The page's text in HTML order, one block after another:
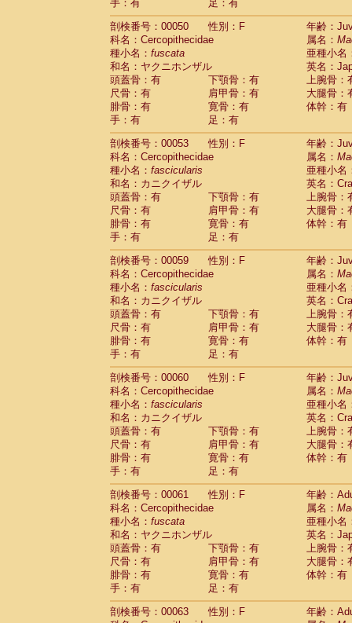
CercopithecidaeCercopithecidae
HylobatidaeHoolock hoolock(1)
HylobatidaeHylobates agilis
HylobatidaeHylobates klossii (0)
Hylobatidae
HylobatidaeHylobates moloch(2)
Hylobatidae Hylobates muelleri(0)
HylobatidaeHylobates pileatus(3)
Hylobatidae Hylobates
HylobatidaeHylobateshybrid(1)
HylobatidaeNomascus concolor(0)
HylobatidaeSymphalangus
Hominidae
(0)
Hominidae
Hominidae Gorilla gorilla beringei(0)
Hominidae Gorilla gorilla gorilla(0)
Primates misc.(0)
Scandentia Dendrogale melanura
Scandentia Ptilocercus lowii
ScandentiaTupaia glis
Scandentia
Scandentia
手：有
足：有
剖検番号：00050
性別：F
年齢：
科名：Cercopithecidae
属名：
種小名： fuscata
亜種小名
和名：ヤクニホンザル
英名：
頭蓋骨：有
下顎骨：有
上腕骨：
尺骨：有
肩甲骨：有
大腿骨：
腓骨：有
寛骨：有
体幹：有
手：有
足：有
剖検番号：00053
性別：F
年齢：
科名：Cercopithecidae
属名：
種小名： fascicularis
亜種小名
和名：カニクイザル
英名：
頭蓋骨：有
下顎骨：有
上腕骨：
尺骨：有
肩甲骨：有
大腿骨：
腓骨：有
寛骨：有
体幹：有
手：有
足：有
剖検番号：00059
性別：F
年齢：
科名：Cercopithecidae
属名：
種小名： fascicularis
亜種小名
和名：カニクイザル
英名：
頭蓋骨：有
下顎骨：有
上腕骨：
尺骨：有
肩甲骨：有
大腿骨：
腓骨：有
寛骨：有
体幹：有
手：有
足：有
剖検番号：00060
性別：F
年齢：
科名：Cercopithecidae
属名：
種小名： fascicularis
亜種小名
和名：カニクイザル
英名：
頭蓋骨：有
下顎骨：有
上腕骨：
尺骨：有
肩甲骨：有
大腿骨：
腓骨：有
寛骨：有
体幹：有
手：有
足：有
剖検番号：00061
性別：F
年齢：
科名：Cercopithecidae
属名：
種小名： fuscata
亜種小名
和名：ヤクニホンザル
英名：
頭蓋骨：有
下顎骨：有
上腕骨：
尺骨：有
肩甲骨：有
大腿骨：
腓骨：有
寛骨：有
体幹：有
手：有
足：有
剖検番号：00063
性別：F
年齢：